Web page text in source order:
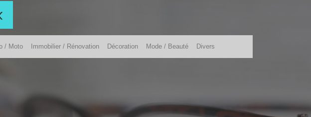
/ Moto Immobilier / Rénovation Décoration Mode / Beauté Divers